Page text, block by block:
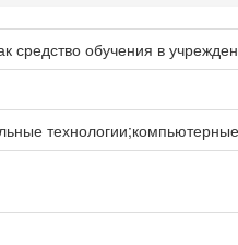
средство обучения в